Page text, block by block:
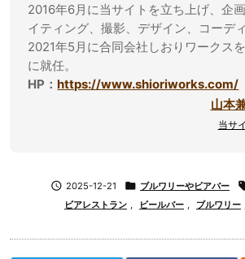
2016年6月に当サイトを立ち上げ、企
イティング、撮影、デザイン、コーデ
2021年5月に合同会社しおりワークス
に就任。
HP：https://www.shioriworks.com/
山本
当サ
 2025-12-21  ブルワリーやビアバー
ビアレストラン
ビールバー ブルワリー